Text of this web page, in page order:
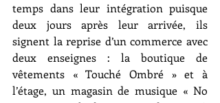
temps dans leur intégration puisque
deux jours après leur arrivée, ils
signent la reprise d’un commerce avec
deux enseignes : la boutique de
vêtements « Touché Ombré » et à
l’étage, un magasin de musique « No